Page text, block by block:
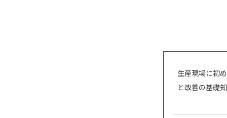
生産現場に初
と改善の基礎